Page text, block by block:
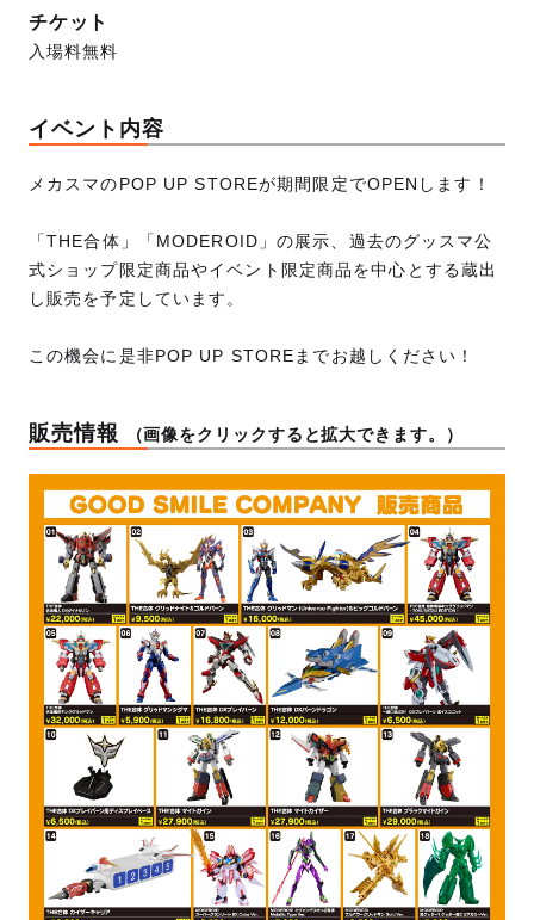
チケット
入場料無料
イベント内容
メカスマのPOP UP STOREが期間限定でOPENします！
「THE合体」「MODEROID」の展示、過去のグッスマ公
式ショップ限定商品やイベント限定商品を中心とする蔵出
し販売を予定しています。
この機会に是非POP UP STOREまでお越しください！
販売情報 （画像をクリックすると拡大できます。）